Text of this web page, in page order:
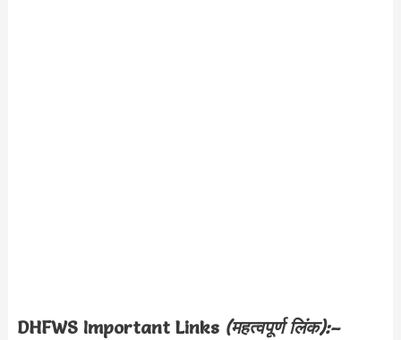
DHFWS Important Links (महत्वपूर्ण लिंक):–